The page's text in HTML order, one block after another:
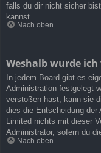
falls du dir nicht sicher
kannst.
Nach oben
Weshalb wurde
In jedem Board gibt es
Administration festgelegt
verstoßen hast, kann sie
dies die Entscheidung
Limited nichts mit dieser
Administrator, sofern du
Nach oben